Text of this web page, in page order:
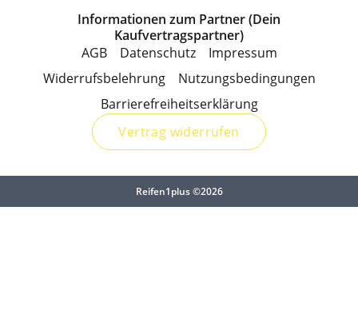
Informationen zum Partner (Dein
Kaufvertragspartner)
AGB
Datenschutz
Impressum
Widerrufsbelehrung
Nutzungsbedingungen
Barrierefreiheitserklärung
Vertrag widerrufen
Reifen1plus ©2026